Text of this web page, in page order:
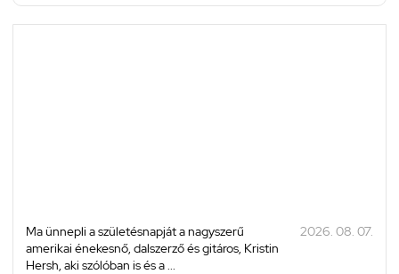
Ma ünnepli a születésnapját a nagyszerű
amerikai énekesnő, dalszerző és gitáros, Kristin
Hersh, aki szólóban is és a ...
2026. 08. 07.